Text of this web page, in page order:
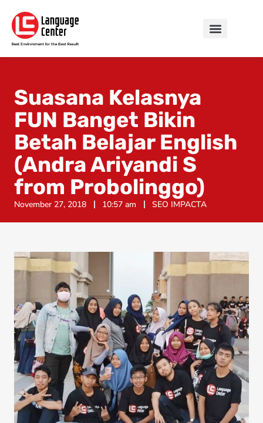
Suasana Kelasnya
FUN Banget Bikin
Betah Belajar English
(Andra Ariyandi S
from Probolinggo)
November 27, 2018 10:57 am SEO IMPACTA